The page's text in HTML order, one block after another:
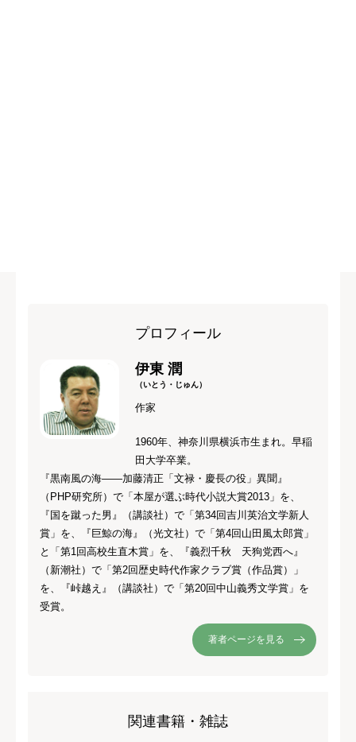
プロフィール
伊東 潤
（いとう・じゅん）
作家
1960年、神奈川県横浜市生まれ。早稲
田大学卒業。
『黒南風の海――加藤清正「文禄・慶長の役」異聞』
（PHP研究所）で「本屋が選ぶ時代小説大賞2013」を、
『国を蹴った男』（講談社）で「第34回吉川英治文学新人
賞」を、『巨鯨の海』（光文社）で「第4回山田風太郎賞」
と「第1回高校生直木賞」を、『義烈千秋 天狗党西へ』
（新潮社）で「第2回歴史時代作家クラブ賞（作品賞）」
を、『峠越え』（講談社）で「第20回中山義秀文学賞」を
受賞。
著者ページを見る
関連書籍・雑誌